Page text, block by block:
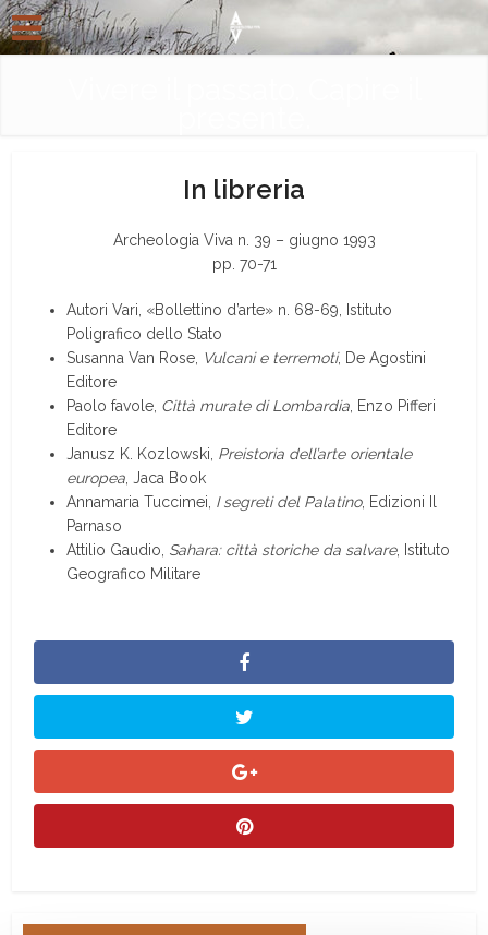
In libreria
Archeologia Viva n. 39 – giugno 1993
pp. 70-71
Autori Vari, «Bollettino d’arte» n. 68-69, Istituto
Poligrafico dello Stato
Susanna Van Rose, Vulcani e terremoti, De Agostini
Editore
Paolo favole, Città murate di Lombardia , Enzo Pifferi
Editore
Janusz K. Kozlowski, Preistoria dell’arte orientale
europea , Jaca Book
Annamaria Tuccimei, I segreti del Palatino, Edizioni Il
Parnaso
Attilio Gaudio, Sahara: città storiche da salvare, Istituto
Geografico Militare